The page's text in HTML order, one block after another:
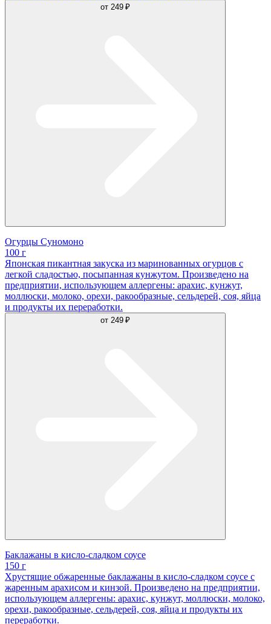
от 249 ₽
Огурцы Суномоно
100 г
Японская пикантная закуска из маринованных огурцов с
легкой сладостью, посыпанная кунжутом. Произведено на
предприятии, использующем аллергены: арахис, кунжут,
моллюски, молоко, орехи, ракообразные, сельдерей, соя, яйца
и продукты их переработки.
от 249 ₽
Баклажаны в кисло-сладком соусе
150 г
Хрустящие обжаренные баклажаны в кисло-сладком соусе с
жаренным арахисом и кинзой. Произведено на предприятии,
использующем аллергены: арахис, кунжут, моллюски, молоко,
орехи, ракообразные, сельдерей, соя, яйца и продукты их
переработки.